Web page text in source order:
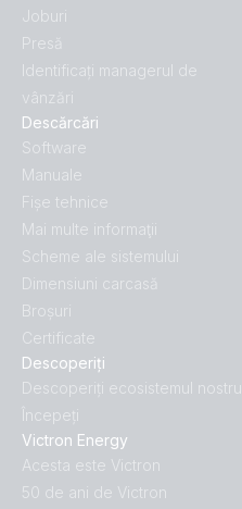
Descoperiți
Descoperiți ecosistemul nostru
Începeți
Victron Energy
Acesta este Victron
50 de ani de Victron
Descărcări
Software
Manuale
Fișe tehnice
Mai multe informaţii
Scheme ale sistemului
Dimensiuni carcasă
Broșuri
Certificate
Joburi
Presă
Identificați managerul de
vânzări